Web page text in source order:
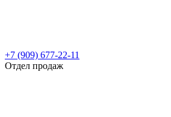
+7 (909) 677-22-11
Отдел продаж